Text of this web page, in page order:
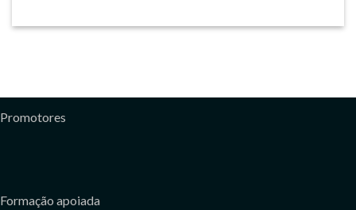
Promotores
Formação apoiada